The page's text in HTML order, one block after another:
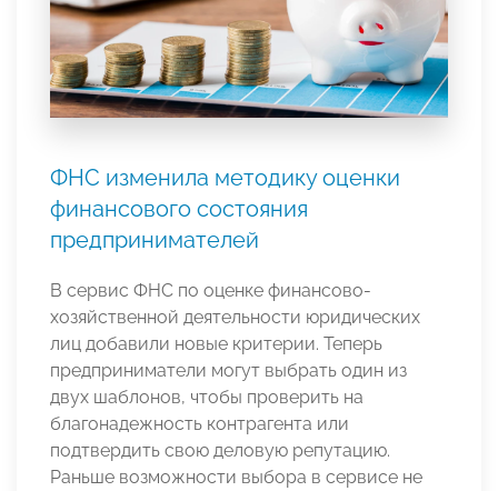
ФНС изменила методику оценки
финансового состояния
предпринимателей
В сервис ФНС по оценке финансово-
хозяйственной деятельности юридических
лиц добавили новые критерии. Теперь
предприниматели могут выбрать один из
двух шаблонов, чтобы проверить на
благонадежность контрагента или
подтвердить свою деловую репутацию.
Раньше возможности выбора в сервисе не